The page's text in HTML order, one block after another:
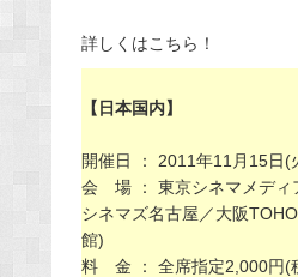
詳しくはこちら！
【日本国内】
開催日 ： 2011年11月15日(
会 場 ： 東京シネマメディ
シネマズ名古屋／大阪
館)
料 金 ： 全席指定2,000円(